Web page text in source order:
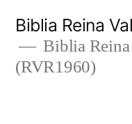
content
Biblia Reina
Biblia
(RVR1960)